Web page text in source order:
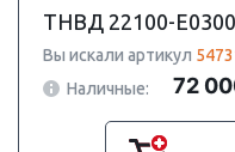
ТНВД 22100-E0300
Вы искали артикул
Наличные:
72